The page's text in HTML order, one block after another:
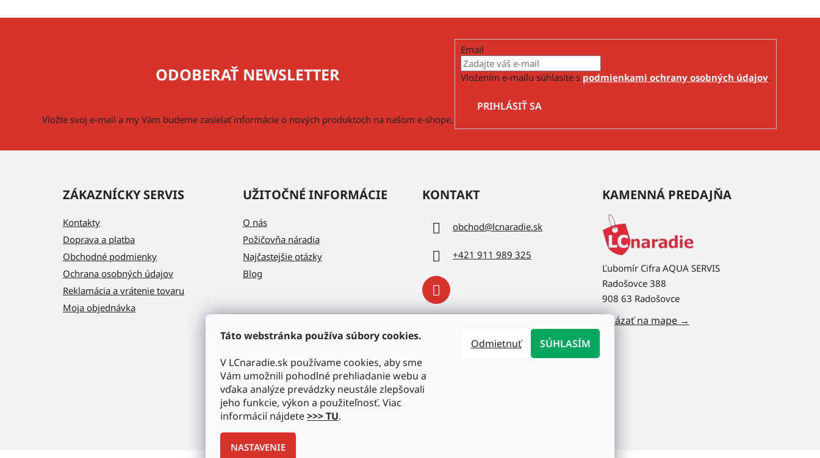
Táto webstránka používa súbory cookies.
V LCnaradie.sk používame cookies, aby sme
Vám umožnili pohodlné prehliadanie webu a
vďaka analýze prevádzky neustále zlepšovali
jeho funkcie, výkon a použiteľnosť. Viac
informácií nájdete>>> TU.
NASTAVENIE
Odmietnuť SÚHLASÍM
ODOBERAŤ NEWSLETTER
Vložte svoj e-mail a my Vám budeme zasielať informácie o nových produktoch na našom e-shope.
Email
Vložením e-mailu súhlasíte s podmienkami ochrany osobných údajov.
PRIHLÁSIŤ SA
ZÁKAZNÍCKY SERVIS
Kontakty
Doprava a platba
Obchodné podmienky
Ochrana osobných údajov
Reklamácia a vrátenie tovaru
Moja objednávka
UŽITOČNÉ INFORMÁCIE
O nás
Požičovňa náradia
Najčastejšie otázky
Blog
KONTAKT
obchod@lcnaradie.sk
+421 911 989 325
KAMENNÁ PREDAJŇA
Ľubomír Cifra AQUA SERVIS
Radošovce 388
908 63 Radošovce
Ukázať na mape →